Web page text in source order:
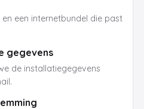
een internetbundel die past
gegevens
de installatiegegevens